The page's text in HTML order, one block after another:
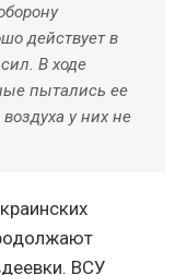
действует в
В ходе
пытались ее
у них не
ВСУ